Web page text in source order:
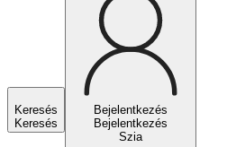
Keresés
Keresés
Bejelentkezés
Bejelentkezés
Szia